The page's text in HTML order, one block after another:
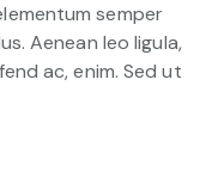
semper
Aenean leo ligula,
ac, enim. Sed ut